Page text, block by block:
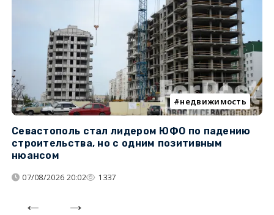
недвижимость
Севастополь стал лидером ЮФО по падению
строительства, но с одним позитивным
нюансом
07/08/2026 20:02 1337